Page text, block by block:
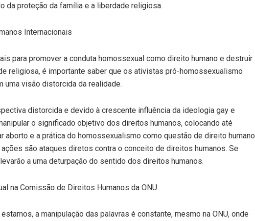
da proteção da família e a liberdade religiosa.
Internacionais
para promover a conduta homossexual como direito humano e destruir
religiosa, é importante saber que os ativistas pró-homossexualismo
uma visão distorcida da realidade.
distorcida e devido à crescente influência da ideologia gay e
o significado objetivo dos direitos humanos, colocando até
aborto e a prática do homossexualismo como questão de direito humano
são ataques diretos contra o conceito de direitos humanos. Se
a uma deturpação do sentido dos direitos humanos.
na Comissão de Direitos Humanos da ONU
a manipulação das palavras é constante, mesmo na ONU, onde